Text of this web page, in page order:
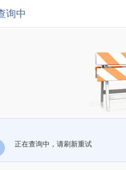
询中
正在查询中，请刷新重试